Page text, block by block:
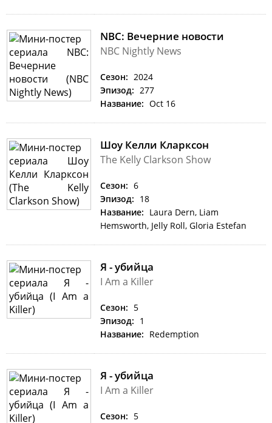
NBC: Вечерние новости
NBC Nightly News
Сезон: 2024
Эпизод: 277
Название: Oct 16
Шоу Келли Кларксон
The Kelly Clarkson Show
Сезон: 6
Эпизод: 18
Название: Laura Dern, Liam
Hemsworth, Jelly Roll, Gloria Estefan
Я - убийца
I Am a Killer
Сезон: 5
Эпизод: 1
Название: Redemption
Я - убийца
I Am a Killer
Сезон: 5